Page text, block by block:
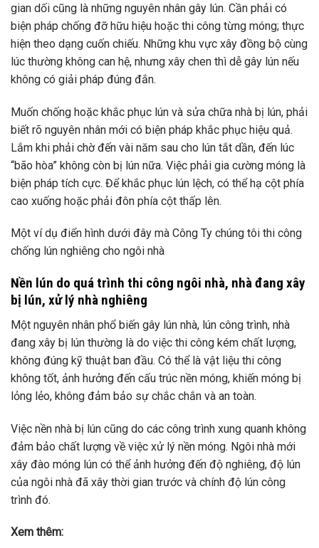
gian dối cũng là những nguyên nhân gây lún. Cần phải có
biện pháp chống đỡ hữu hiệu hoặc thi công từng móng; thực
hiện theo dạng cuốn chiếu. Những khu vực xây đồng bộ cùng
lúc thường không can hệ, nhưng xây chen thì dễ gây lún nếu
không có giải pháp đúng đắn.
Muốn chống hoặc khắc phục lún và sửa chữa nhà bị lún, phải
biết rõ nguyên nhân mới có biện pháp khắc phục hiệu quả.
Lắm khi phải chờ đến vài năm sau cho lún tắt dần, đến lúc
“bão hòa” không còn bị lún nữa. Việc phải gia cường móng là
biện pháp tích cực. Để khắc phục lún lệch, có thể hạ cột phía
cao xuống hoặc phải đôn phía cột thấp lên.
Một ví dụ điển hình dưới đây mà Công Ty chúng tôi thi công
chống lún nghiêng cho ngôi nhà
Nền lún do quá trình thi công ngôi nhà, nhà đang xây
bị lún, xử lý nhà nghiêng
Một nguyên nhân phổ biến gây lún nhà, lún công trình, nhà
đang xây bị lún thường là do việc thi công kém chất lượng,
không đúng kỹ thuật ban đầu. Có thể là vật liệu thi công
không tốt, ảnh hưởng đến cấu trúc nền móng, khiến móng bị
lỏng lẻo, không đảm bảo sự chắc chắn và an toàn.
Việc nền nhà bị lún cũng do các công trình xung quanh không
đảm bảo chất lượng về việc xử lý nền móng. Ngôi nhà mới
xây đào móng lún có thể ảnh hưởng đến độ nghiêng, độ lún
của ngôi nhà đã xây thời gian trước và chính độ lún công
trình đó.
Xem thêm: